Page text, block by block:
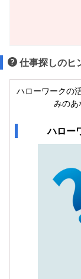
仕事探しのヒ
ハローワークの
みのあ
ハロー